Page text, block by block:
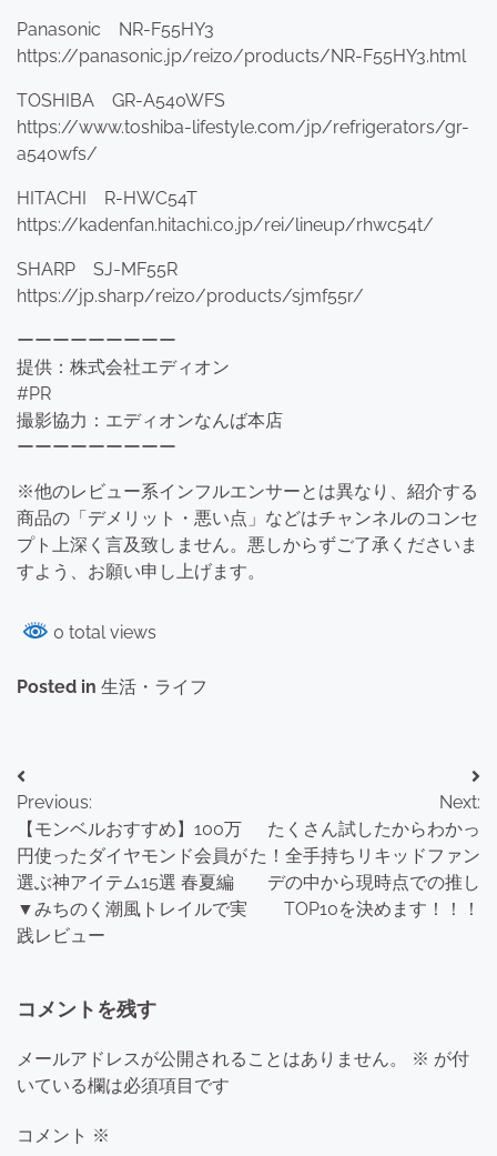
Panasonic NR-F55HY3
https://panasonic.jp/reizo/products/NR-F55HY3.html
TOSHIBA GR-A540WFS
https://www.toshiba-lifestyle.com/jp/refrigerators/gr-
a540wfs/
HITACHI R-HWC54T
https://kadenfan.hitachi.co.jp/rei/lineup/rhwc54t/
SHARP SJ-MF55R
https://jp.sharp/reizo/products/sjmf55r/
ーーーーーーーーー
提供：株式会社エディオン
#PR
撮影協力：エディオンなんば本店
ーーーーーーーーー
※他のレビュー系インフルエンサーとは異なり、紹介する
商品の「デメリット・悪い点」などはチャンネルのコンセ
プト上深く言及致しません。悪しからずご了承くださいま
すよう、お願い申し上げます。
0 total views
Posted in 生活・ライフ
投
稿
ナ
ビ
ゲ
シ
ョ
ン
Previous:
【モンベルおすすめ】100万
円使ったダイヤモンド会員が
選ぶ神アイテム15選 春夏編
▼みちのく潮風トレイルで実
践レビュー
Next:
たくさん試したからわかっ
た！全手持ちリキッドファン
デの中から現時点での推し
TOP10を決めます！！！
コメントを残す
メールアドレスが公開されることはありません。 ※ が付
いている欄は必須項目です
コメント ※